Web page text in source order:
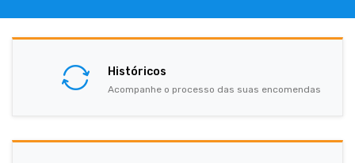
Históricos
Acompanhe o processo das suas encomendas